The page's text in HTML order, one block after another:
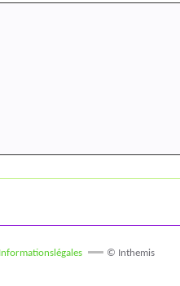
Informationslégales © Inthemis